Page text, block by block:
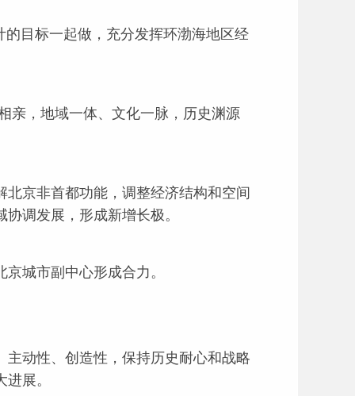
目标一起做，充分发挥环渤海地区经
，地域一体、文化一脉，历史渊源
京非首都功能，调整经济结构和空间
调发展，形成新增长极。
城市副中心形成合力。
动性、创造性，保持历史耐心和战略
展。